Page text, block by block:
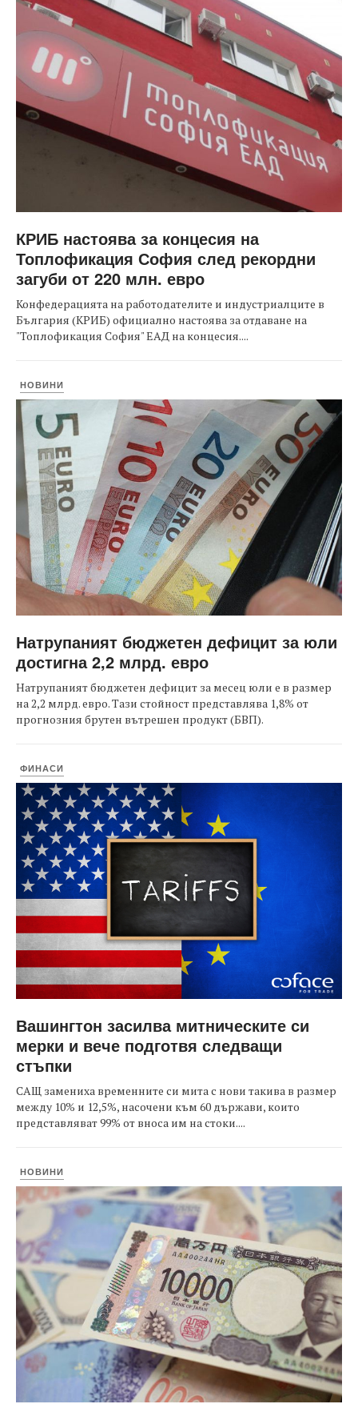
КРИБ настоява за концесия на
Топлофикация София след рекордни
загуби от 220 млн. евро
Конфедерацията на работодателите и индустриалците в
България (КРИБ) официално настоява за отдаване на
"Топлофикация София" ЕАД на концесия....
НОВИНИ
Натрупаният бюджетен дефицит за юли
достигна 2,2 млрд. евро
Натрупаният бюджетен дефицит за месец юли е в размер
на 2,2 млрд. евро. Тази стойност представлява 1,8% от
прогнозния брутен вътрешен продукт (БВП).
ФИНАСИ
Вашингтон засилва митническите си
мерки и вече подготвя следващи
стъпки
САЩ замениха временните си мита с нови такива в размер
между 10% и 12,5%, насочени към 60 държави, които
представляват 99% от вноса им на стоки....
НОВИНИ